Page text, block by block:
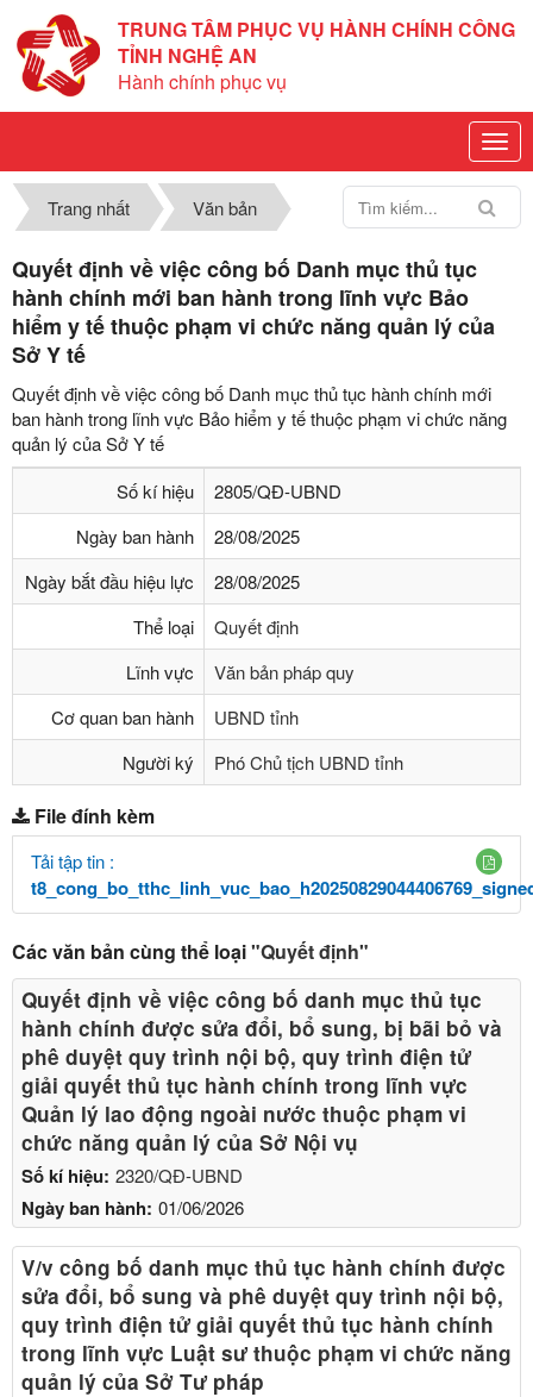
TRUNG TÂM PHỤC VỤ HÀNH CHÍNH CÔNG
TỈNH NGHỆ AN
Hành chính phục vụ
Trang nhất Văn bản
Quyết định về việc công bố Danh mục thủ tục
hành chính mới ban hành trong lĩnh vực Bảo
hiểm y tế thuộc phạm vi chức năng quản lý của
Sở Y tế
Quyết định về việc công bố Danh mục thủ tục hành chính mới
ban hành trong lĩnh vực Bảo hiểm y tế thuộc phạm vi chức năng
quản lý của Sở Y tế
Số kí hiệu
2805/QĐ-UBND
Ngày ban hành
28/08/2025
Ngày bắt đầu hiệu lực
28/08/2025
Thể loại
Quyết định
Lĩnh vực
Văn bản pháp quy
Cơ quan ban hành
UBND tỉnh
Người ký
Phó Chủ tịch UBND tỉnh
File đính kèm
Tải tập tin :
Các văn bản cùng thể loại"Quyết định"
Số kí hiệu: 2320/QĐ-UBND
Ngày ban hành: 01/06/2026
Quyết định về việc công bố danh mục thủ tục
hành chính được sửa đổi, bổ sung, bị bãi bỏ và
phê duyệt quy trình nội bộ, quy trình điện tử
giải quyết thủ tục hành chính trong lĩnh vực
Quản lý lao động ngoài nước thuộc phạm vi
chức năng quản lý của Sở Nội vụ
V/v công bố danh mục thủ tục hành chính được
sửa đổi, bổ sung và phê duyệt quy trình nội bộ,
quy trình điện tử giải quyết thủ tục hành chính
trong lĩnh vực Luật sư thuộc phạm vi chức năng
quản lý của Sở Tư pháp